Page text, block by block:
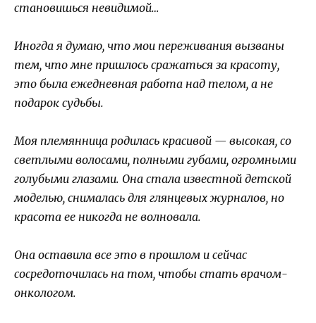
становишься невидимой…
Иногда я думаю, что мои переживания вызваны
тем, что мне пришлось сражаться за красоту,
это была ежедневная работа над телом, а не
подарок судьбы.
Моя племянница родилась красивой — высокая, со
светлыми волосами, полными губами, огромными
голубыми глазами. Она стала известной детской
моделью, снималась для глянцевых журналов, но
красота ее никогда не волновала.
Она оставила все это в прошлом и сейчас
сосредоточилась на том, чтобы стать врачом-
онкологом.